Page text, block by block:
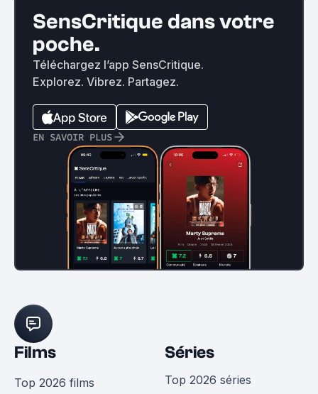
SensCritique dans votre
poche.
Téléchargez l’app SensCritique.
Explorez. Vibrez. Partagez.
EN SAVOIR PLUS
Films
Top 2026 films
Séries
Top 2026 séries